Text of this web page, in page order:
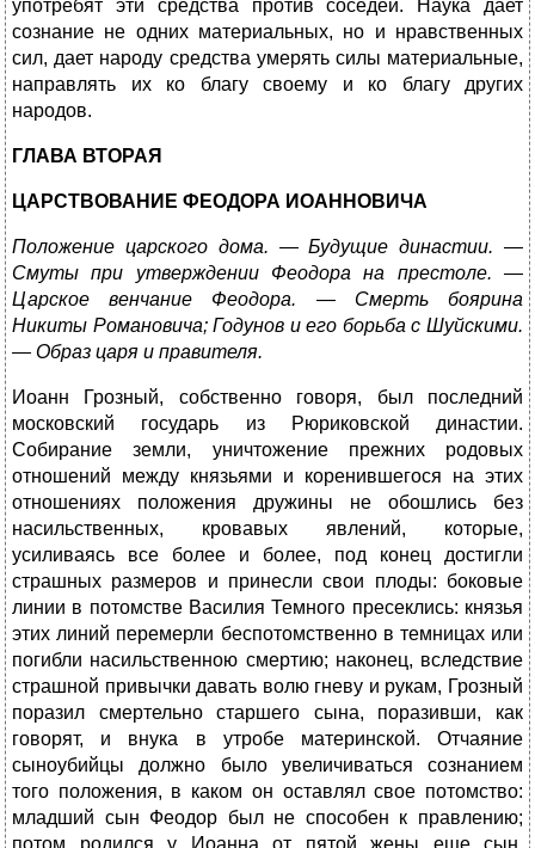
употребят эти средства против соседей. Наука дает
сознание не одних материальных, но и нравственных
сил, дает народу средства умерять силы материальные,
направлять их ко благу своему и ко благу других
народов.
ГЛАВА ВТОРАЯ
ЦАРСТВОВАНИЕ ФЕОДОРА ИОАННОВИЧА
Положение царского дома. — Будущие династии. —
Смуты при утверждении Феодора на престоле. —
Царское венчание Феодора. — Смерть боярина
Никиты Романовича; Годунов и его борьба с Шуйскими.
— Образ царя и правителя.
Иоанн Грозный, собственно говоря, был последний
московский государь из Рюриковской династии.
Собирание земли, уничтожение прежних родовых
отношений между князьями и коренившегося на этих
отношениях положения дружины не обошлись без
насильственных, кровавых явлений, которые,
усиливаясь все более и более, под конец достигли
страшных размеров и принесли свои плоды: боковые
линии в потомстве Василия Темного пресеклись: князья
этих линий перемерли беспотомственно в темницах или
погибли насильственною смертию; наконец, вследствие
страшной привычки давать волю гневу и рукам, Грозный
поразил смертельно старшего сына, поразивши, как
говорят, и внука в утробе материнской. Отчаяние
сыноубийцы должно было увеличиваться сознанием
того положения, в каком он оставлял свое потомство:
младший сын Феодор был не способен к правлению;